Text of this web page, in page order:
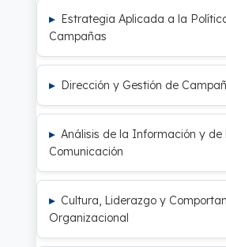
Estrategia Aplicada a la
Campañas
Dirección y Gestión de
Análisis de la Información y de
Comunicación
Cultura, Liderazgo y
Organizacional